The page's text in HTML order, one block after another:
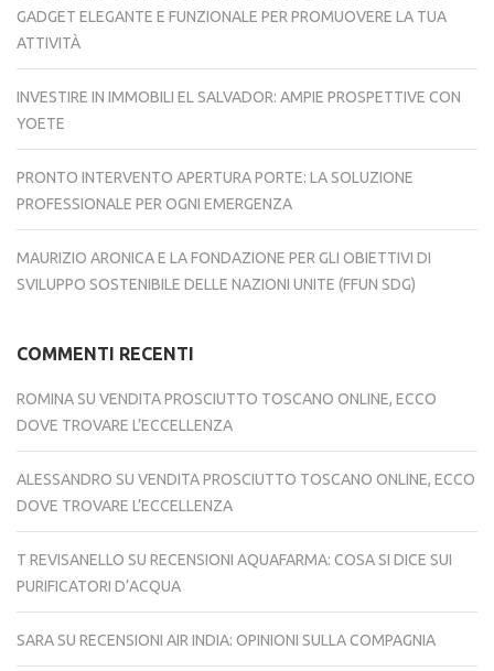
GADGET ELEGANTE E FUNZIONALE PER PROMUOVERE LA TUA
ATTIVITÀ
INVESTIRE IN IMMOBILI EL SALVADOR: AMPIE PROSPETTIVE CON
YOETE
PRONTO INTERVENTO APERTURA PORTE: LA SOLUZIONE
PROFESSIONALE PER OGNI EMERGENZA
MAURIZIO ARONICA E LA FONDAZIONE PER GLI OBIETTIVI DI
SVILUPPO SOSTENIBILE DELLE NAZIONI UNITE (FFUN SDG)
COMMENTI RECENTI
ROMINA SU VENDITA PROSCIUTTO TOSCANO ONLINE, ECCO
DOVE TROVARE L’ECCELLENZA
ALESSANDRO SU VENDITA PROSCIUTTO TOSCANO ONLINE, ECCO
DOVE TROVARE L’ECCELLENZA
T REVISANELLO SU RECENSIONI AQUAFARMA: COSA SI DICE SUI
PURIFICATORI D’ACQUA
SARA SU RECENSIONI AIR INDIA: OPINIONI SULLA COMPAGNIA